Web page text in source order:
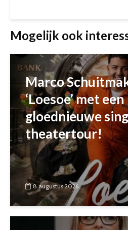
Mogelijk ook
Marco
‘Loesoe’ met een
gloednieuwe
theatertour!
8 augustus 2026